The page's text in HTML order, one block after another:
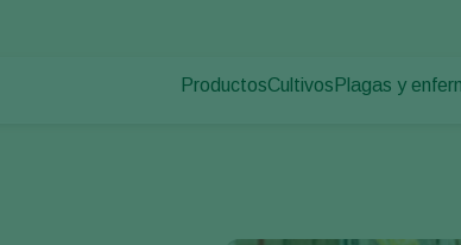
ProductosCultivos Plagas y